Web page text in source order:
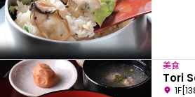
美食
Tori